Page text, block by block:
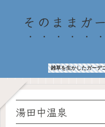
そのままガ
雑草を生かしたガーデ
湯田中温泉